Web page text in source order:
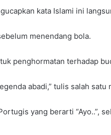
kata Islami ini
menendang bola.
penghormatan terhadap
abadi,” tulis salah satu
yang berarti “Ayo..”,